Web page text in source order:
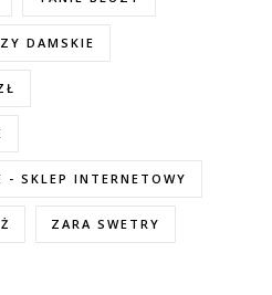
DAMSKIE
- SKLEP INTERNETOWY
ZARA SWETRY